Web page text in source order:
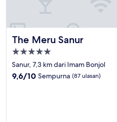
The Meru Sanur
The Meru Sanur
Properti
bintang
5.0
Sanur, 7,3 km dari Imam Bonjol
9.6
9,6/10 Sempurna (87 ulasan)